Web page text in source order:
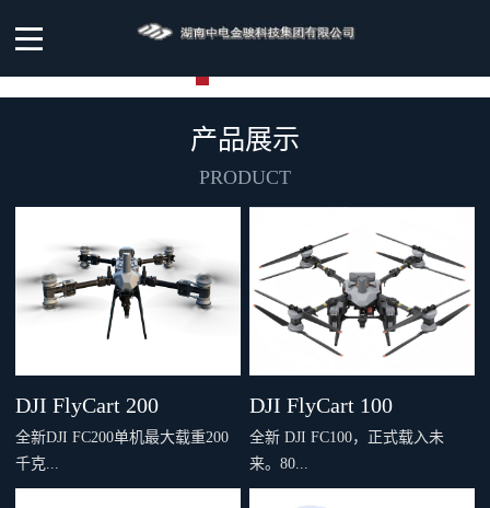
产品展示
PRODUCT
DJI FlyCart 200
全新DJI FC200单机最大载重200
千克...
DJI FlyCart 100
全新 DJI FC100，正式载入未
来。80...